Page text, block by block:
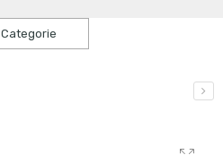
Categorie